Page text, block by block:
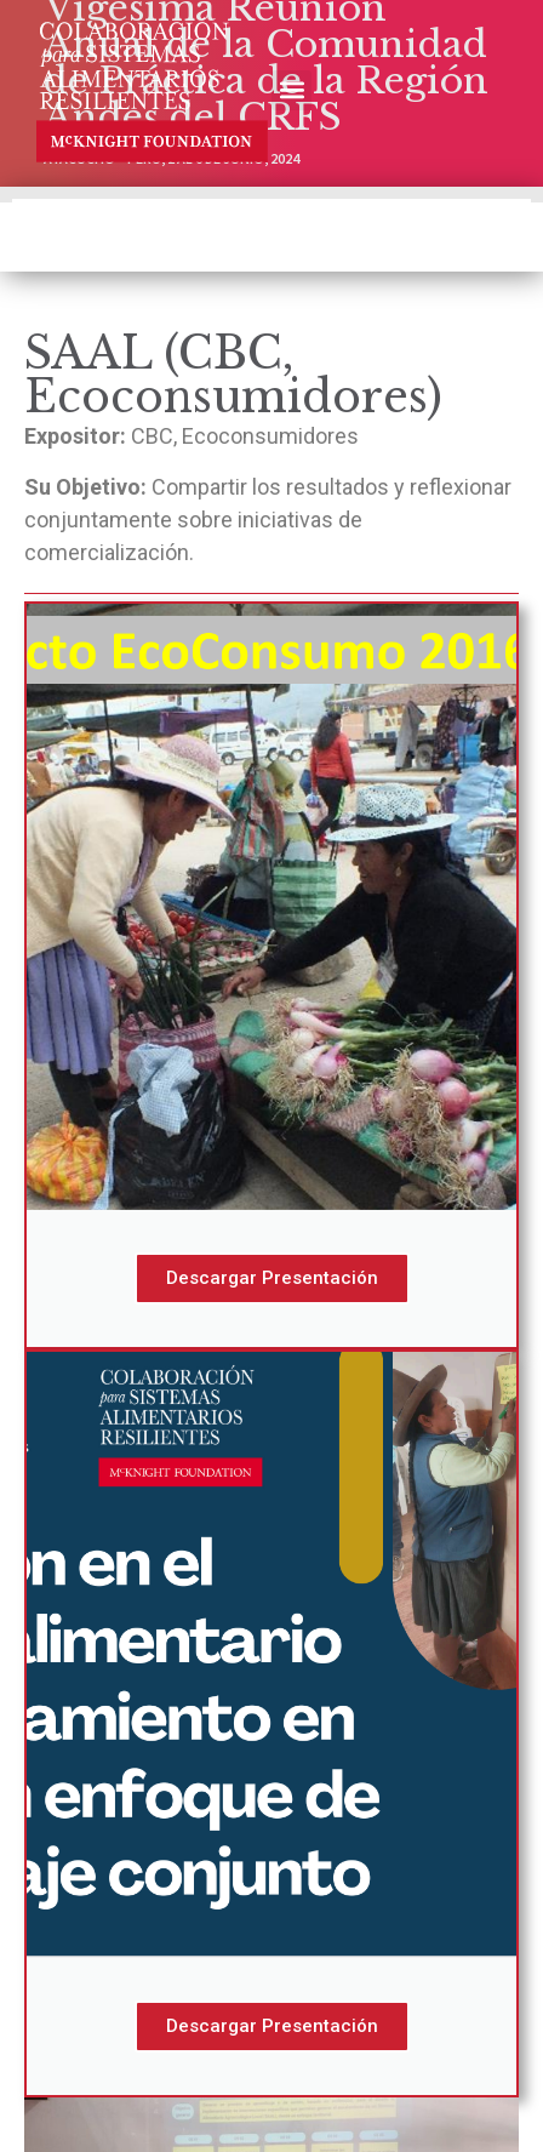
Anual de la Comunidad
de Práctica de la Región
Andes del CRFS
AYACUCHO – PERÚ, 2 AL 6 DE JUNIO, 2024
SAAL (CBC,
Ecoconsumidores)
Expositor: CBC, Ecoconsumidores
Su Objetivo: Compartir los resultados y reflexionar
conjuntamente sobre iniciativas de
comercialización.
Descargar Presentación
Descargar Presentación